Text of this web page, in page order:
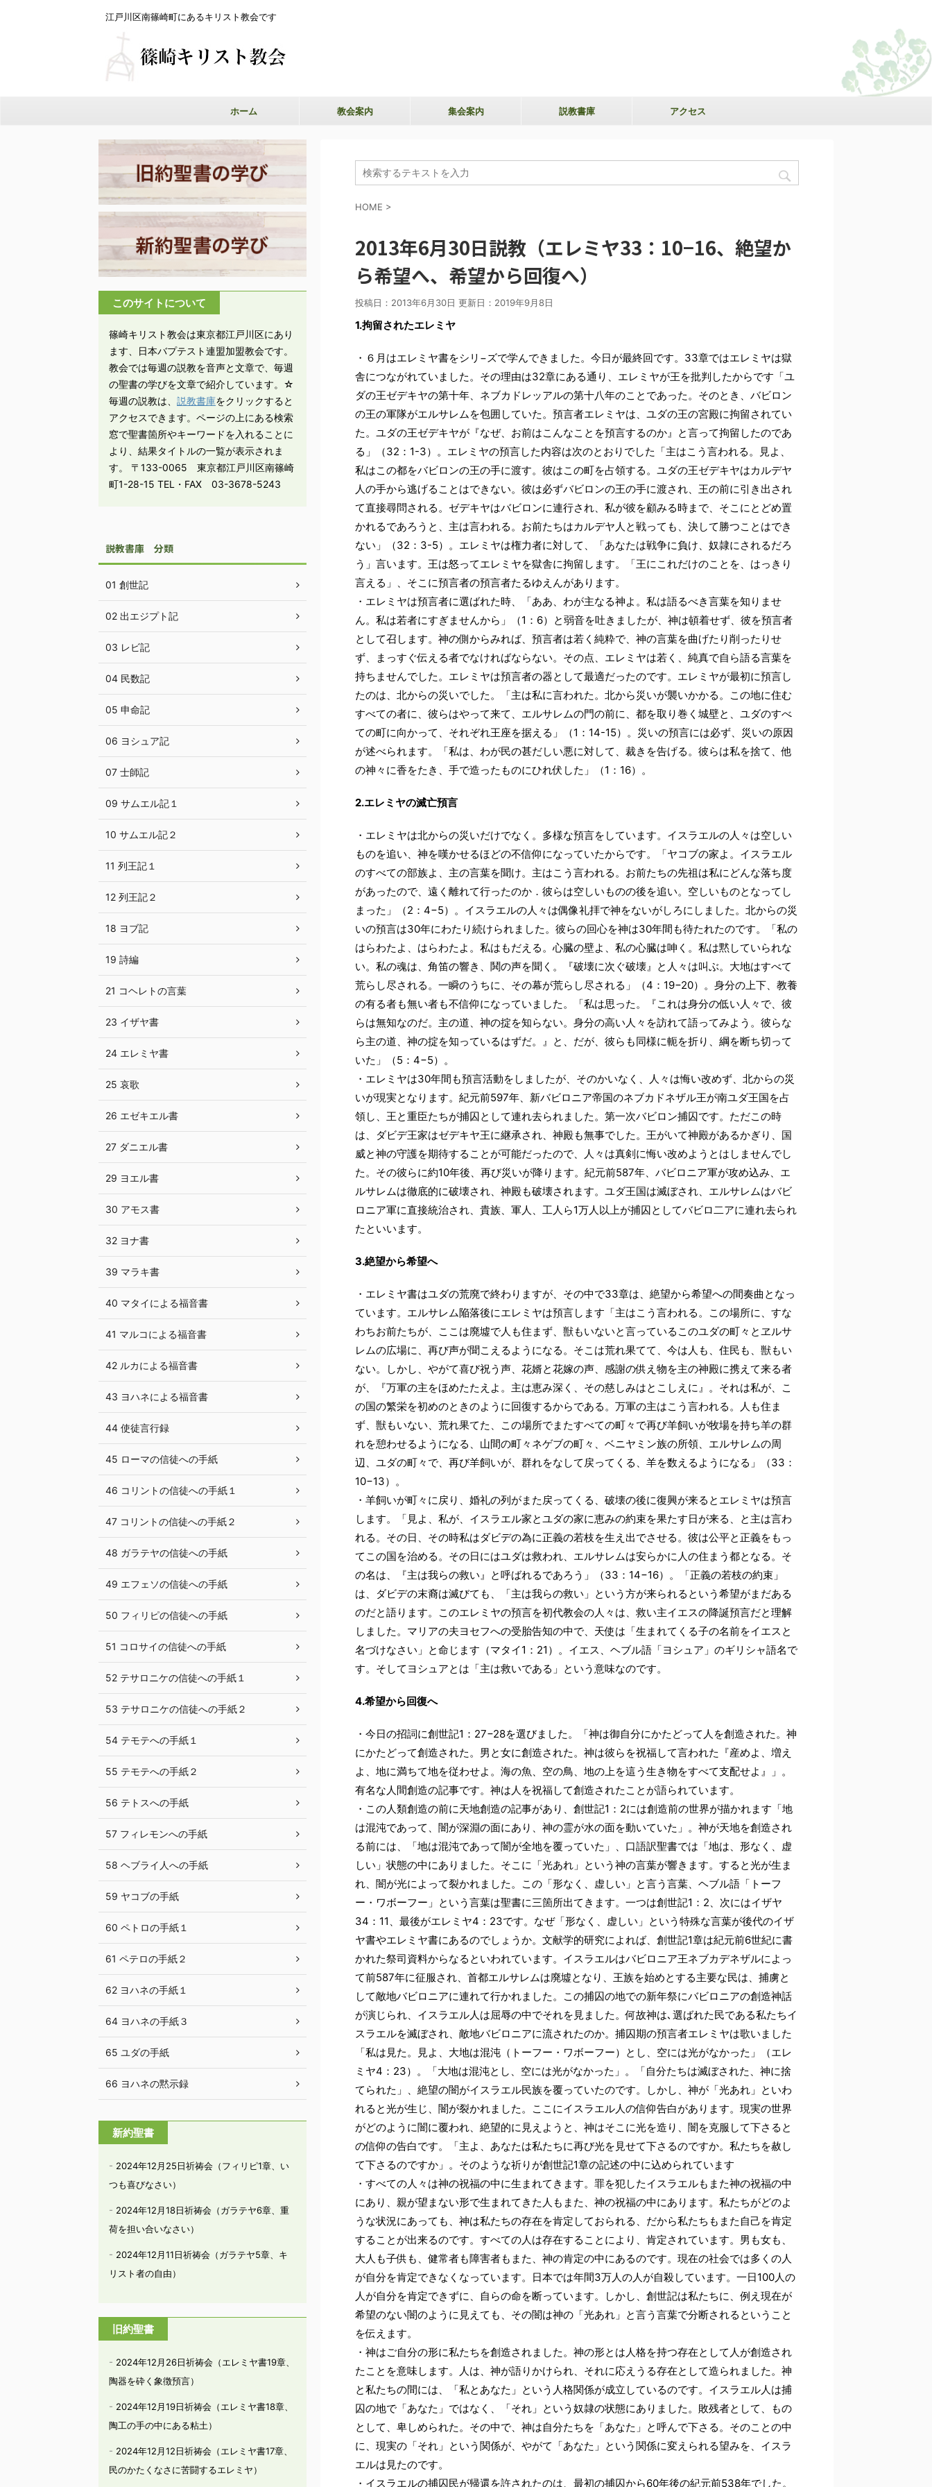
江戸川区南篠崎町にあるキリスト教会です
ホーム 教会案内 集会案内 説教書庫 アクセス
HOME >
2013年6月30日説教（エレミヤ33：10−16、絶望か
ら希望へ、希望から回復へ）
投稿日：2013年6月30日 更新日： 2019年9月8日
1.拘留されたエレミヤ
・６月はエレミヤ書をシリ−ズで学んできました。今日が最終回です。33章ではエレミヤは獄
舎につながれていました。その理由は32章にある通り、エレミヤが王を批判したからです「ユ
ダの王ゼデキヤの第十年、ネブカドレッアルの第十八年のことであった。そのとき、バビロン
の王の軍隊がエルサレムを包囲していた。預言者エレミヤは、ユダの王の宮殿に拘留されてい
た。ユダの王ゼデキヤが『なぜ、お前はこんなことを預言するのか』と言って拘留したのであ
る」（32：1-3）。エレミヤの預言した内容は次のとおりでした「主はこう言われる。見よ、
私はこの都をバビロンの王の手に渡す。彼はこの町を占領する。ユダの王ゼデキヤはカルデヤ
人の手から逃げることはできない。彼は必ずバビロンの王の手に渡され、王の前に引き出され
て直接尋問される。ゼデキヤはバビロンに連行され、私が彼を顧みる時まで、そこにとどめ置
かれるであろうと、主は言われる。お前たちはカルデヤ人と戦っても、決して勝つことはでき
ない」（32：3-5）。エレミヤは権力者に対して、「あなたは戦争に負け、奴隷にされるだろ
う」言います。王は怒ってエレミヤを獄舎に拘留します。「王にこれだけのことを、はっきり
言える」、そこに預言者の預言者たるゆえんがあります。
・エレミヤは預言者に選ばれた時、「ああ、わが主なる神よ。私は語るべき言葉を知りませ
ん。私は若者にすぎませんから」（1：6）と弱音を吐きましたが、神は頓着せず、彼を預言者
として召します。神の側からみれば、預言者は若く純粋で、神の言葉を曲げたり削ったりせ
ず、まっすぐ伝える者でなければならない。その点、エレミヤは若く、純真で自ら語る言葉を
持ちませんでした。エレミヤは預言者の器として最適だったのです。エレミヤが最初に預言し
たのは、北からの災いでした。「主は私に言われた。北から災いが襲いかかる。この地に住む
すべての者に、彼らはやって来て、エルサレムの門の前に、都を取り巻く城壁と、ユダのすべ
ての町に向かって、それぞれ王座を据える」（1：14-15）。災いの預言には必ず、災いの原因
が述べられます。「私は、わが民の甚だしい悪に対して、裁きを告げる。彼らは私を捨て、他
の神々に香をたき、手で造ったものにひれ伏した」（1：16）。
2.エレミヤの滅亡預言
・エレミヤは北からの災いだけでなく。多様な預言をしています。イスラエルの人々は空しい
ものを追い、神を嘆かせるほどの不信仰になっていたからです。「ヤコブの家よ。イスラエル
のすべての部族よ、主の言葉を聞け。主はこう言われる。お前たちの先祖は私にどんな落ち度
があったので、遠く離れて行ったのか．彼らは空しいものの後を追い。空しいものとなってし
まった」（2：4−5）。イスラエルの人々は偶像礼拝で神をないがしろにしました。北からの災
いの預言は30年にわたり続けられました。彼らの回心を神は30年間も待たれたのです。「私の
はらわたよ、はらわたよ。私はもだえる。心臓の壁よ、私の心臓は呻く。私は黙していられな
い。私の魂は、角笛の響き、鬨の声を聞く。『破壊に次ぐ破壊』と人々は叫ぶ。大地はすべて
荒らし尽される。一瞬のうちに、その幕が荒らし尽される」（4：19−20）。身分の上下、教養
の有る者も無い者も不信仰になっていました。「私は思った。『これは身分の低い人々で、彼
らは無知なのだ。主の道、神の掟を知らない。身分の高い人々を訪れて語ってみよう。彼らな
ら主の道、神の掟を知っているはずだ。』と、だが、彼らも同様に軛を折り、綱を断ち切って
いた」（5：4−5）。
・エレミヤは30年間も預言活動をしましたが、そのかいなく、人々は悔い改めず、北からの災
いが現実となります。紀元前597年、新バビロニア帝国のネブカドネザル王が南ユダ王国を占
領し、王と重臣たちが捕囚として連れ去られました。第一次バビロン捕囚です。ただこの時
は、ダビデ王家はゼデキヤ王に継承され、神殿も無事でした。王がいて神殿があるかぎり、国
威と神の守護を期待することが可能だったので、人々は真剣に悔い改めようとはしませんでし
た。その彼らに約10年後、再び災いが降ります。紀元前587年、バビロニア軍が攻め込み、エ
ルサレムは徹底的に破壊され、神殿も破壊されます。ユダ王国は滅ぼされ、エルサレムはバビ
ロニア軍に直接統治され、貴族、軍人、工人ら1万人以上が捕囚としてバビロ二アに連れ去られ
たといいます。
3.絶望から希望へ
・エレミヤ書はユダの荒廃で終わりますが、その中で33章は、絶望から希望への間奏曲となっ
ています。エルサレム陥落後にエレミヤは預言します「主はこう言われる。この場所に、すな
わちお前たちが、ここは廃墟で人も住まず、獣もいないと言っているこのユダの町々とヱルサ
レムの広場に、再び声が聞こえるようになる。そこは荒れ果てて、今は人も、住民も、獣もい
ない。しかし、やがて喜び祝う声、花婿と花嫁の声、感謝の供え物を主の神殿に携えて来る者
が、『万軍の主をほめたたえよ。主は恵み深く、その慈しみはとこしえに』。それは私が、こ
の国の繁栄を初めのときのように回復するからである。万軍の主はこう言われる。人も住ま
ず、獣もいない、荒れ果てた、この場所でまたすべての町々で再び羊飼いが牧場を持ち羊の群
れを憩わせるようになる、山間の町々ネゲブの町々、ベニヤミン族の所領、エルサレムの周
辺、ユダの町々で、再び羊飼いが、群れをなして戻ってくる、羊を数えるようになる」（33：
10−13）。
・羊飼いが町々に戻り、婚礼の列がまた戻ってくる、破壊の後に復興が来るとエレミヤは預言
します。「見よ、私が、イスラエル家とユダの家に恵みの約束を果たす日が来る、と主は言わ
れる。その日、その時私はダビデの為に正義の若枝を生え出でさせる。彼は公平と正義をもっ
てこの国を治める。その日にはユダは救われ、エルサレムは安らかに人の住まう都となる。そ
の名は、『主は我らの救い』と呼ばれるであろう」（33：14−16）。「正義の若枝の約束」
は、ダビデの末裔は滅びても、「主は我らの救い」という方が来られるという希望がまだある
のだと語ります。このエレミヤの預言を初代教会の人々は、救い主イエスの降誕預言だと理解
しました。マリアの夫ヨセフへの受胎告知の中で、天使は「生まれてくる子の名前をイエスと
名づけなさい」と命じます（マタイ1：21）。イエス、ヘブル語「ヨシュア」のギリシャ語名で
す。そしてヨシュアとは「主は救いである」という意味なのです。
4.希望から回復へ
・今日の招詞に創世記1：27−28を選びました。「神は御自分にかたどって人を創造された。神
にかたどって創造された。男と女に創造された。神は彼らを祝福して言われた『産めよ、増え
よ、地に満ちて地を従わせよ。海の魚、空の鳥、地の上を這う生き物をすべて支配せよ』」。
有名な人間創造の記事です。神は人を祝福して創造されたことが語られています。
・この人類創造の前に天地創造の記事があり、創世記1：2には創造前の世界が描かれます「地
は混沌であって、闇が深淵の面にあり、神の霊が水の面を動いていた」。神が天地を創造され
る前には、「地は混沌であって闇が全地を覆っていた」、口語訳聖書では「地は、形なく、虚
しい」状態の中にありました。そこに「光あれ」という神の言葉が響きます。すると光が生ま
れ、闇が光によって裂かれました。この「形なく、虚しい」と言う言葉、ヘブル語「トーフ
ー・ワボーフー」という言葉は聖書に三箇所出てきます。一つは創世記1：2、次にはイザヤ
34：11、最後がエレミヤ4：23です。なぜ「形なく、虚しい」という特殊な言葉が後代のイザ
ヤ書やエレミヤ書にあるのでしょうか。文献学的研究によれば、創世記1章は紀元前6世紀に書
かれた祭司資料からなるといわれています。イスラエルはバビロニア王ネブカデネザルによっ
て前587年に征服され、首都エルサレムは廃墟となり、王族を始めとする主要な民は、捕虜と
して敵地バビロニアに連れて行かれました。この捕囚の地での新年祭にバビロニアの創造神話
が演じられ、イスラエル人は屈辱の中でそれを見ました。何故神は､選ばれた民である私たちイ
スラエルを滅ぼされ、敵地バビロニアに流されたのか。捕囚期の預言者エレミヤは歌いました
「私は見た。見よ、大地は混沌（トーフー・ワボーフー）とし、空には光がなかった」（エレ
ミヤ4：23）。「大地は混沌とし、空には光がなかった」。「自分たちは滅ぼされた、神に捨
てられた」、絶望の闇がイスラエル民族を覆っていたのです。しかし、神が「光あれ」といわ
れると光が生じ、闇が裂かれました。ここにイスラエル人の信仰告白があります。現実の世界
がどのように闇に覆われ、絶望的に見えようと、神はそこに光を造り、闇を克服して下さると
の信仰の告白です。「主よ、あなたは私たちに再び光を見せて下さるのですか。私たちを赦し
て下さるのですか」。そのような祈りが創世記1章の記述の中に込められています
・すべての人々は神の祝福の中に生まれてきます。罪を犯したイスラエルもまた神の祝福の中
にあり、親が望まない形で生まれてきた人もまた、神の祝福の中にあります。私たちがどのよ
うな状況にあっても、神は私たちの存在を肯定しておられる、だから私たちもまた自己を肯定
することが出来るのです。すべての人は存在することにより、肯定されています。男も女も、
大人も子供も、健常者も障害者もまた、神の肯定の中にあるのです。現在の社会では多くの人
が自分を肯定できなくなっています。日本では年間3万人の人が自殺しています。一日100人の
人が自分を肯定できずに、自らの命を断っています。しかし、創世記は私たちに、例え現在が
希望のない闇のように見えても、その闇は神の「光あれ」と言う言葉で分断されるということ
を伝えます。
・神はご自分の形に私たちを創造されました。神の形とは人格を持つ存在として人が創造され
たことを意味します。人は、神が語りかけられ、それに応えうる存在として造られました。神
と私たちの間には、「私とあなた」という人格関係が成立しているのです。イスラエル人は捕
囚の地で「あなた」ではなく、「それ」という奴隷の状態にありました。敗残者として、もの
として、卑しめられた。その中で、神は自分たちを「あなた」と呼んで下さる。そのことの中
に、現実の「それ」という関係が、やがて「あなた」という関係に変えられる望みを、イスラ
エルは見たのです。
・イスラエルの捕囚民が帰還を許されたのは、最初の捕囚から60年後の紀元前538年でした。
このサイトについて
篠崎キリスト教会は東京都江戸川区にあり
ます、日本バプテスト連盟加盟教会です。
教会では毎週の説教を音声と文章で、毎週
の聖書の学びを文章で紹介しています。☆
毎週の説教は、 説教書庫をクリックすると
アクセスできます。ページの上にある検索
窓で聖書箇所やキーワードを入れることに
より、結果タイトルの一覧が表示されま
す。 〒133-0065 東京都江戸川区南篠崎
町1-28-15 TEL・FAX 03-3678-5243
説教書庫 分類
01 創世記
02 出エジプト記
03 レビ記
04 民数記
05 申命記
06 ヨシュア記
07 士師記
09 サムエル記１
10 サムエル記２
11 列王記１
12 列王記２
18 ヨブ記
19 詩編
21 コヘレトの言葉
23 イザヤ書
24 エレミヤ書
25 哀歌
26 エゼキエル書
27 ダニエル書
29 ヨエル書
30 アモス書
32 ヨナ書
39 マラキ書
40 マタイによる福音書
41 マルコによる福音書
42 ルカによる福音書
43 ヨハネによる福音書
44 使徒言行録
45 ローマの信徒への手紙
46 コリントの信徒への手紙１
47 コリントの信徒への手紙２
48 ガラテヤの信徒への手紙
49 エフェソの信徒への手紙
50 フィリピの信徒への手紙
51 コロサイの信徒への手紙
52 テサロニケの信徒への手紙１
53 テサロニケの信徒への手紙２
54 テモテへの手紙１
55 テモテへの手紙２
56 テトスへの手紙
57 フィレモンへの手紙
58 ヘブライ人への手紙
59 ヤコブの手紙
60 ペトロの手紙１
61 ペテロの手紙２
62 ヨハネの手紙１
64 ヨハネの手紙３
65 ユダの手紙
66 ヨハネの黙示録
新約聖書
2024年12月25日祈祷会（フィリピ1章、い
つも喜びなさい）
2024年12月18日祈祷会（ガラテヤ6章、重
荷を担い合いなさい）
2024年12月11日祈祷会（ガラテヤ5章、キ
リスト者の自由）
旧約聖書
2024年12月26日祈祷会（エレミヤ書19章、
陶器を砕く象徴預言）
2024年12月19日祈祷会（エレミヤ書18章、
陶工の手の中にある粘土）
2024年12月12日祈祷会（エレミヤ書17章、
民のかたくなさに苦闘するエレミヤ）